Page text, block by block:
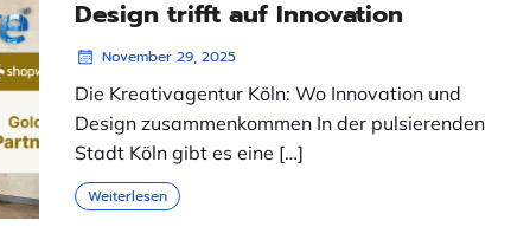
Design trifft auf Innovation
November 29, 2025
Die Kreativagentur Köln: Wo Innovation und
Design zusammenkommen In der pulsierenden
Stadt Köln gibt es eine […]
Weiterlesen